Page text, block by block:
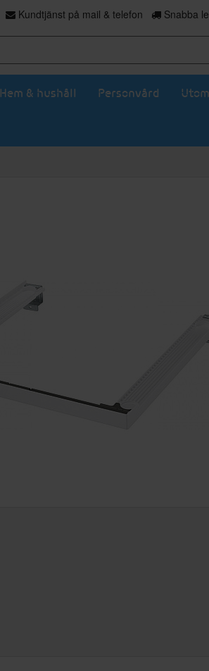
Kundtjänst på mail & telefon Snabba
Hem & hushåll Personvård